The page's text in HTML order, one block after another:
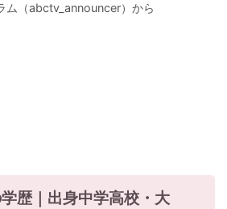
ム（abctv_announcer）から
歴｜出身中学高校・大